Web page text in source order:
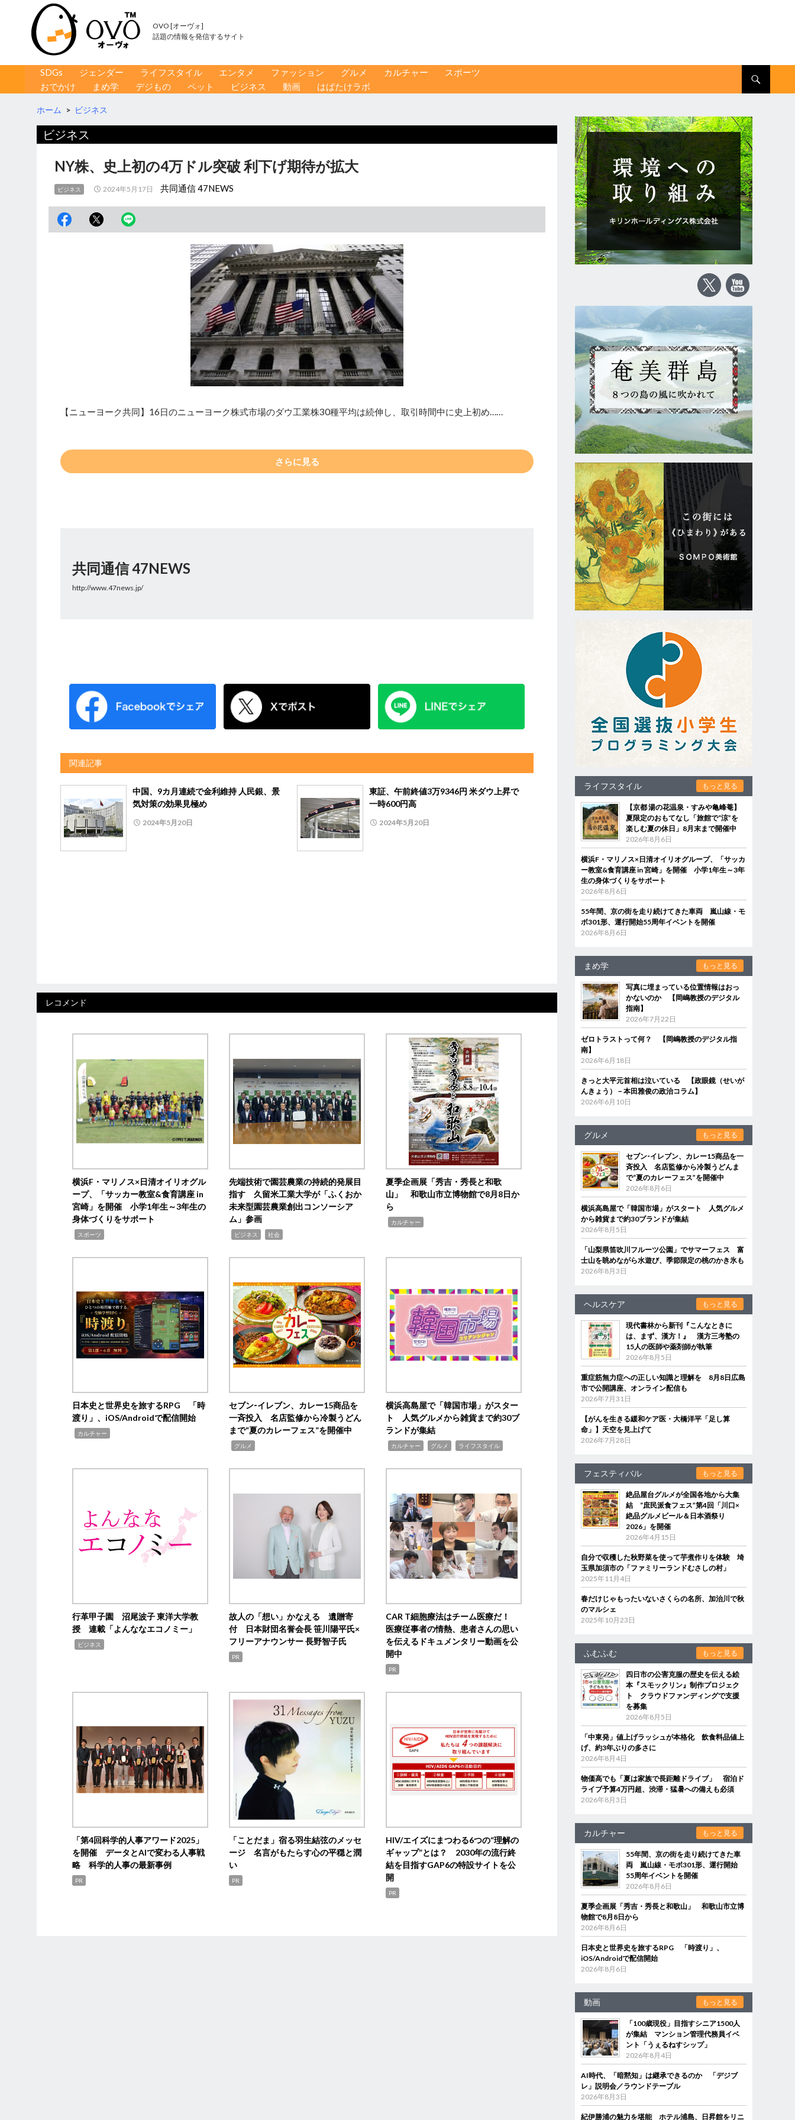
OVO [オーヴォ]
話題の情報を発信するサイト
コンテンツへ移動
SDGs ジェンダー ライフスタイル エンタメ ファッション グルメ カルチャー
スポーツ
おでかけ
まめ学 デジもの ペット ビジネス 動画 はばたけラボ
ホーム > ビジネス
ビジネス
NY株、史上初の4万ドル突破 利下げ期待が拡大
ビジネス 2024年5月17日 共同通信 47NEWS
【ニューヨーク共同】16日のニューヨーク株式市場のダウ工業株30種平均は続伸し、取引時間中に史上初め……
さらに見る
共同通信 47NEWS
http://www.47news.jp/
関連記事
中国、9カ月連続で金利維持 人民銀、景
気対策の効果見極め
2024年5月20日
東証、午前終値3万9346円 米ダウ上昇で
一時600円高
2024年5月20日
レコメンド
横浜F・マリノス×日清オイリオグル
ープ、「サッカー教室&食育講座 in
宮崎」を開催 小学1年生～3年生の
身体づくりをサポート
スポーツ
先端技術で園芸農業の持続的発展目
指す 久留米工業大学が「ふくおか
未来型園芸農業創出コンソーシア
ム」参画
ビジネス 社会
夏季企画展「秀吉・秀長と和歌
山」 和歌山市立博物館で8月8日か
ら
カルチャー
日本史と世界史を旅するRPG 「時
渡り」、iOS/Androidで配信開始
カルチャー
セブン‐イレブン、カレー15商品を
一斉投入 名店監修から冷製うどん
まで“夏のカレーフェス”を開催中
グルメ
横浜高島屋で「韓国市場」がスター
ト 人気グルメから雑貨まで約30ブ
ランドが集結
カルチャー グルメ ライフスタイル
行革甲子園 沼尾波子 東洋大学教
授 連載「よんななエコノミー」
ビジネス
故人の「想い」かなえる 遺贈寄
付 日本財団名誉会長 笹川陽平氏×
フリーアナウンサー 長野智子氏
PR
CAR T細胞療法はチーム医療だ！
医療従事者の情熱、患者さんの思い
を伝えるドキュメンタリー動画を公
開中
PR
「第4回科学的人事アワード2025」
を開催 データとAIで変わる人事戦
略 科学的人事の最新事例
PR
「ことだま」宿る羽生結弦のメッセ
ージ 名言がもたらす心の平穏と潤
い
PR
HIV/エイズにまつわる6つの“理解の
ギャップ”とは？ 2030年の流行終
結を目指すGAP6の特設サイトを公
開
PR
ライフスタイル もっと見る
【京都 湯の花温泉・すみや亀峰菴】
夏限定のおもてなし「旅館で“涼”を
楽しむ夏の休日」8月末まで開催中
2026年8月6日
横浜F・マリノス×日清オイリオグループ、「サッカ
ー教室&食育講座 in 宮崎」を開催 小学1年生～3年
生の身体づくりをサポート
2026年8月6日
55年間、京の街を走り続けてきた車両 嵐山線・モ
ボ301形、運行開始55周年イベントを開催
2026年8月6日
まめ学 もっと見る
写真に埋まっている位置情報はおっ
かないのか 【岡嶋教授のデジタル
指南】
2026年7月22日
ゼロトラストって何？ 【岡嶋教授のデジタル指
南】
2026年6月18日
きっと大平元首相は泣いている 【政眼鏡（せいが
んきょう）－本田雅俊の政治コラム】
2026年6月10日
グルメ もっと見る
セブン‐イレブン、カレー15商品を一
斉投入 名店監修から冷製うどんま
で“夏のカレーフェス”を開催中
2026年8月6日
横浜高島屋で「韓国市場」がスタート 人気グルメ
から雑貨まで約30ブランドが集結
2026年8月5日
「山梨県笛吹川フルーツ公園」でサマーフェス 富
士山を眺めながら水遊び、季節限定の桃のかき氷も
2026年8月3日
ヘルスケア もっと見る
現代書林から新刊『こんなときに
は、まず、漢方！』 漢方三考塾の
15人の医師や薬剤師が執筆
2026年8月5日
重症筋無力症への正しい知識と理解を 8月8日広島
市で公開講座、オンライン配信も
2026年7月31日
【がんを生きる緩和ケア医・大橋洋平「足し算
命」】天空を見上げて
2026年7月28日
フェスティバル もっと見る
絶品屋台グルメが全国各地から大集
結 “庶民派食フェス”第4回「川口×
絶品グルメビール＆日本酒祭り
2026」を開催
2026年4月15日
自分で収穫した秋野菜を使って芋煮作りを体験 埼
玉県加須市の「ファミリーランドむさしの村」
2025年11月4日
春だけじゃもったいないさくらの名所、加治川で秋
のマルシェ
2025年10月23日
ふむふむ もっと見る
四日市の公害克服の歴史を伝える絵
本『スモックリン』制作プロジェク
ト クラウドファンディングで支援
を募集
2026年8月5日
「中東発」値上げラッシュが本格化 飲食料品値上
げ、約3年ぶりの多さに
2026年8月4日
物価高でも「夏は家族で長距離ドライブ」 宿泊ド
ライブ予算4万円超、渋滞・猛暑への備えも必須
2026年8月3日
カルチャー もっと見る
55年間、京の街を走り続けてきた車
両 嵐山線・モボ301形、運行開始
55周年イベントを開催
2026年8月6日
夏季企画展「秀吉・秀長と和歌山」 和歌山市立博
物館で8月8日から
2026年8月6日
日本史と世界史を旅するRPG 「時渡り」、
iOS/Androidで配信開始
2026年8月6日
動画 もっと見る
「100歳現役」目指すシニア1500人
が集結 マンション管理代務員イベ
ント「うぇるねすシップ」
2026年8月4日
AI時代、「暗黙知」は継承できるのか 「デジブ
レ」説明会／ラウンドテーブル
2026年8月3日
紀伊勝浦の魅力を堪能 ホテル浦島、日昇館をリニ